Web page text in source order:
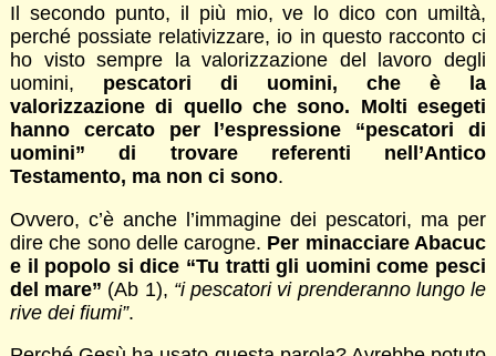
Il secondo punto, il più mio, ve lo dico con umiltà,
perché possiate relativizzare, io in questo racconto ci
ho visto sempre la valorizzazione del lavoro degli
uomini, pescatori di uomini, che è la
valorizzazione di quello che sono. Molti esegeti
hanno cercato per l’espressione “pescatori di
uomini” di trovare referenti nell’Antico
Testamento, ma non ci sono.
Ovvero, c’è anche l’immagine dei pescatori, ma per
dire che sono delle carogne. Per minacciare Abacuc
e il popolo si dice “Tu tratti gli uomini come pesci
del mare” (Ab 1), “i pescatori vi prenderanno lungo le
rive dei fiumi”.